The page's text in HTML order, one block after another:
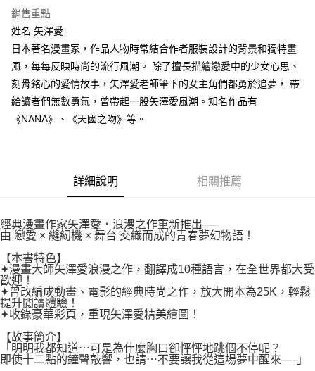
ATM／網路銀行／等多元方式進行付款，方視為交易完成。
※ 請注意：結帳手續完成當下不需立刻繳費，但若您需要取消訂單，請聯絡
購買商品的店家。未經商家同意取消之訂單仍視為有效，需透過AFTEE先享
後付繳納相關費用。
※ 交易是否成功請以「AFTEE先享後付 」之結帳頁面顯示為準，若有關於
是否繳費成功／繳費後需取消欲退款等相關疑問，請聯繫「AFTEE先享後付
【注意事項】
https://aftee.tw/terms/#terms3
３．未成年的使用者請事先徵得法定代理人或監護人之同意方可使用
任。
４．使用「AFTEE先享後付」時，將依據個別帳號之用戶狀況，依本公司即
請求用戶進行身份認證。
５．嚴禁一人註冊多個帳號或使用他人資訊註冊。若發現惡意使用之情形，
恩沛科技股份有限公司將有權停止該用戶之使用額度並採取法律行動。
每筆NT$80，滿NT$500(含以上)免運費
付款後萊爾富取貨
每筆NT$80，滿NT$500(含以上)免運費
7-11取貨付款
每筆NT$80，滿NT$500(含以上)免運費
每筆NT$100，滿NT$800(含以上)免運費
銷售重點
姓名:矢澤愛
日本著名漫畫家，作品人物時常結合作者服裝設計的背景和獨特畫
風，每每反映時尚的流行風潮。 除了擅長描繪戀愛中的少女心思、
刻骨銘心的愛情故事，矢澤愛老師筆下的女主角們都勇於追夢， 帶
給讀者們無數勇氣，曾帶起一股矢澤愛風潮。知名作品有
《NANA》、《天國之吻》等。
詳細說明 相關推薦
經典漫畫作家矢澤愛．浪漫之作重新推出──
由 戀愛 × 縫紉機 × 舞台 交織而成的青春夢幻物語！
【本書特色】
✦漫畫大師矢澤愛浪漫之作，翻譯成10種語言，在全世界都大受
歡迎！
✦曾改編成動畫、電影的經典時尚之作，放大開本為25K，輕鬆
提升閱讀體驗！
✦收錄豪華彩頁，重現矢澤愛精美繪圖！
【故事簡介】
「明明我都知道⋯可是為什麼胸口卻怦怦地跳個不停呢？
即使十二點的鐘聲敲響，也請⋯不要讓我從這場夢中醒來──」